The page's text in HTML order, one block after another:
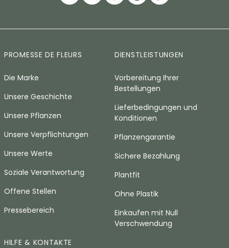
PROMESSE DE FLEURS
Die Marke
Unsere Geschichte
Unsere Pflanzen
Unsere Verpflichtungen
Unsere Werte
Soziale Verantwortung
Offene Stellen
Pressebereich
DIENSTLEISTUNGEN
Vorbereitung Ihrer
Bestellungen
Lieferbedingungen und
Konditionen
Pflanzengarantie
Sichere Bezahlung
Plantfit
Ohne Plastik
Einkaufen mit Null
Verschwendung
HILFE & KONTAKTE